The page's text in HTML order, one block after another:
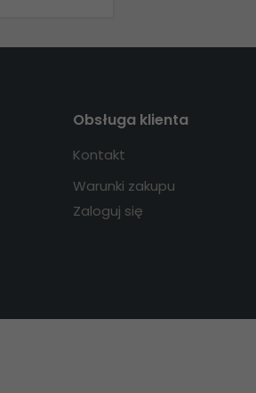
Obsługa klienta
Kontakt
Warunki zakupu
Zaloguj się